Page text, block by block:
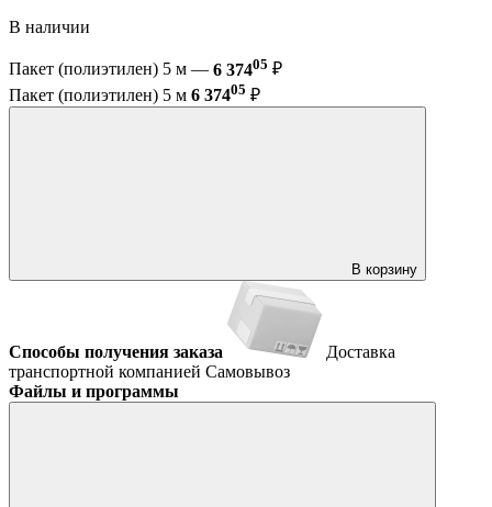
В наличии
Пакет (полиэтилен) 5 м — 6 37405 ₽
Пакет (полиэтилен) 5 м 6 37405 ₽
В корзину
Способы получения заказа
Доставка
транспортной компанией Самовывоз
Файлы и программы